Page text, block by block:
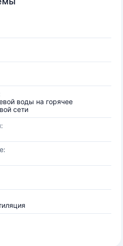
воды на горячее
сети